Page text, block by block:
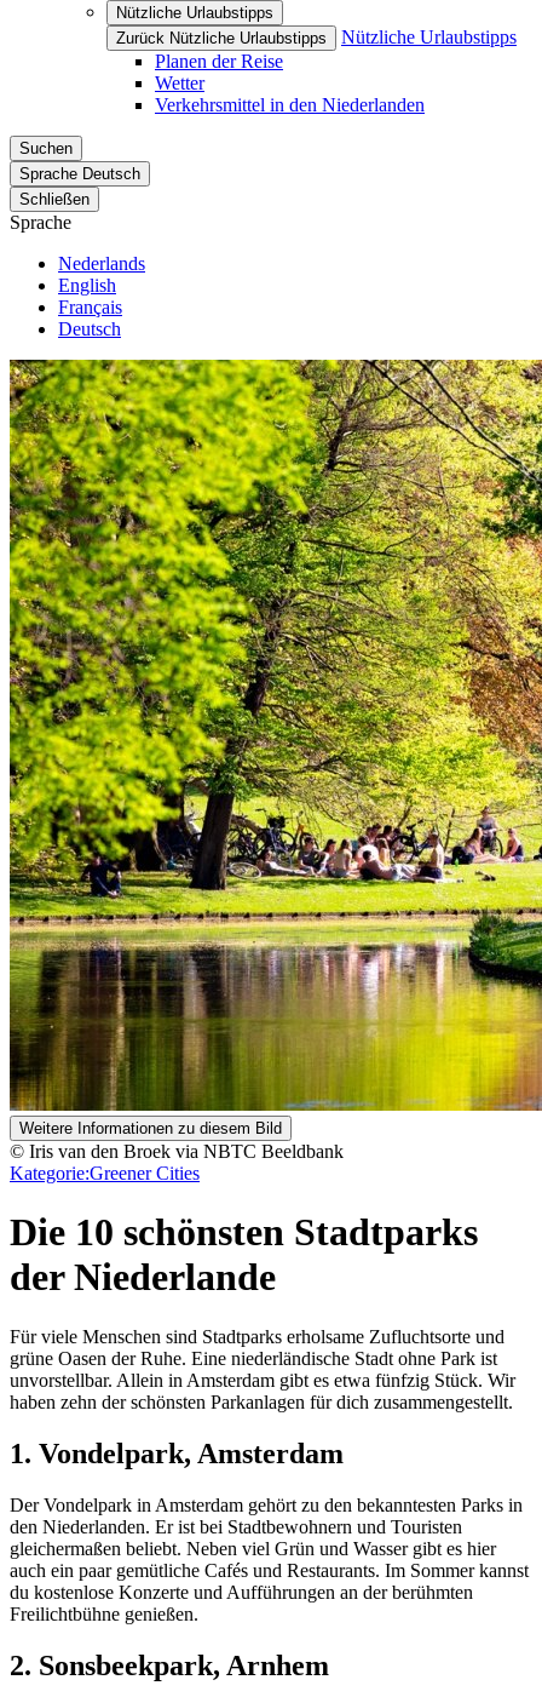
Nützliche Urlaubstipps
Zurück Nützliche Urlaubstipps
Nützliche Urlaubstipps
Planen der Reise
Wetter
Verkehrsmittel in den Niederlanden
Suchen
Sprache Deutsch
Schließen
Sprache
Nederlands
English
Français
Deutsch
Weitere Informationen zu diesem Bild
© Iris van den Broek via NBTC Beeldbank
Kategorie:Greener Cities
Die 10 schönsten Stadtparks
der Niederlande
Für viele Menschen sind Stadtparks erholsame Zufluchtsorte und
grüne Oasen der Ruhe. Eine niederländische Stadt ohne Park ist
unvorstellbar. Allein in Amsterdam gibt es etwa fünfzig Stück. Wir
haben zehn der schönsten Parkanlagen für dich zusammengestellt.
1. Vondelpark, Amsterdam
Der Vondelpark in Amsterdam gehört zu den bekanntesten Parks in
den Niederlanden. Er ist bei Stadtbewohnern und Touristen
gleichermaßen beliebt. Neben viel Grün und Wasser gibt es hier
auch ein paar gemütliche Cafés und Restaurants. Im Sommer kannst
du kostenlose Konzerte und Aufführungen an der berühmten
Freilichtbühne genießen.
2. Sonsbeekpark, Arnhem